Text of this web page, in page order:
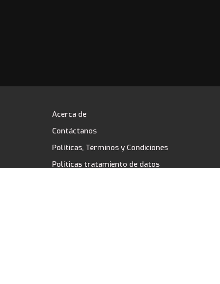
Acerca de
Contáctanos
Políticas, Términos y Condiciones
Políticas tratamiento de datos